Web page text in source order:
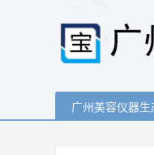
广州美容仪器生